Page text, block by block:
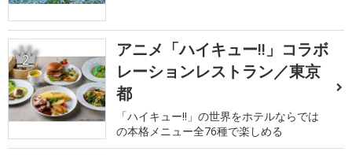
2
アニメ「ハイキュー!!」コラボ
レーションレストラン／東京
都
「ハイキュー!!」の世界をホテルならでは
の本格メニュー全76種で楽しめる